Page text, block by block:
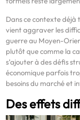
Dans ce contexte déjà
vient aggraver les
guerre au Moyen-
plutôt que comme la
s’ajouter à des défis
économique parfois
besoins du marché et
Des effets